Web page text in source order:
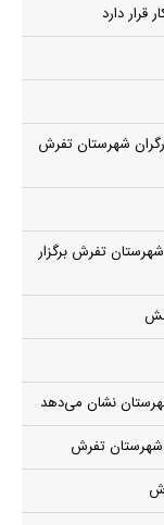
دارد
شهرستان تفرش
تفرش برگزار
نشان می‌دهد
شهرستان تفرش